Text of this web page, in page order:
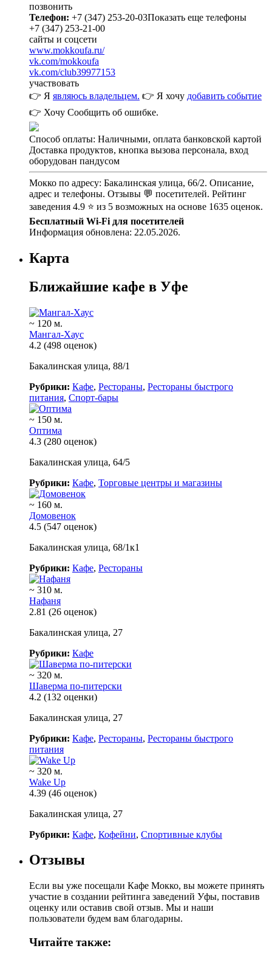
позвонить
Телефон: +7 (347) 253-20-03Показать еще телефоны
+7 (347) 253-21-00
сайты и соцсети
www.mokkoufa.ru/
vk.com/mokkoufa
vk.com/club39977153
участвовать
👉 Я являюсь владельцем. 👉 Я хочу добавить событие
👉 Хочу Сообщить об ошибке.
Способ оплаты: Наличными, оплата банковской картой
Доставка продуктов, кнопка вызова персонала, вход
оборудован пандусом
Мокко по адресу: Бакалинская улица, 66/2. Описание,
адрес и телефоны. Отзывы 💬 посетителей. Рейтинг
заведения 4.9 ⭐ из 5 возможных на основе 1635 оценок.
Бесплатный Wi-Fi для посетителей
Информация обновлена: 22.05.2026.
Карта
Ближайшие кафе в Уфе
~ 120 м.
Мангал-Хаус
4.2 (498 оценок)
Бакалинская улица, 88/1
Рубрики: Кафе, Рестораны, Рестораны быстрого
питания, Спорт-бары
~ 150 м.
Оптима
4.3 (280 оценок)
Бакалинская улица, 64/5
Рубрики: Кафе, Торговые центры и магазины
~ 160 м.
Домовенок
4.5 (547 оценок)
Бакалинская улица, 68/1к1
Рубрики: Кафе, Рестораны
~ 310 м.
Нафаня
2.81 (26 оценок)
Бакалинская улица, 27
Рубрики: Кафе
~ 320 м.
Шаверма по-питерски
4.2 (132 оценки)
Бакалинская улица, 27
Рубрики: Кафе, Рестораны, Рестораны быстрого
питания
~ 320 м.
Wake Up
4.39 (46 оценок)
Бакалинская улица, 27
Рубрики: Кафе, Кофейни, Спортивные клубы
Отзывы
Если вы уже посещали Кафе Мокко, вы можете принять
участие в создании рейтинга заведений Уфы, поставив
оценку или оставив свой отзыв. Мы и наши
пользователи будем вам благодарны.
Читайте также: